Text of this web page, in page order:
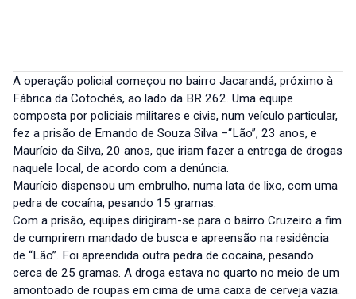
A operação policial começou no bairro Jacarandá, próximo à
Fábrica da Cotochés, ao lado da BR 262. Uma equipe
composta por policiais militares e civis, num veículo particular,
fez a prisão de Ernando de Souza Silva –“Lão”, 23 anos, e
Maurício da Silva, 20 anos, que iriam fazer a entrega de drogas
naquele local, de acordo com a denúncia.
Maurício dispensou um embrulho, numa lata de lixo, com uma
pedra de cocaína, pesando 15 gramas.
Com a prisão, equipes dirigiram-se para o bairro Cruzeiro a fim
de cumprirem mandado de busca e apreensão na residência
de “Lão”. Foi apreendida outra pedra de cocaína, pesando
cerca de 25 gramas. A droga estava no quarto no meio de um
amontoado de roupas em cima de uma caixa de cerveja vazia.